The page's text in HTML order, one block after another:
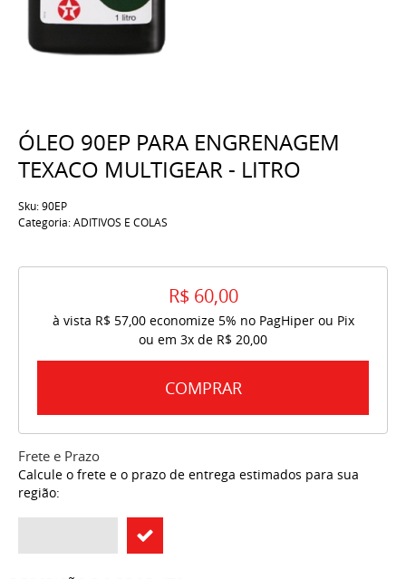
ÓLEO 90EP PARA ENGRENAGEM
TEXACO MULTIGEAR - LITRO
Sku:90EP
Categoria:ADITIVOS E COLAS
R$ 60,00
à vista R$ 57,00economize 5% no PagHiper ou Pix
ou em 3x de R$ 20,00
COMPRAR
Frete e Prazo
Calcule o frete e o prazo de entrega estimados para sua
região: